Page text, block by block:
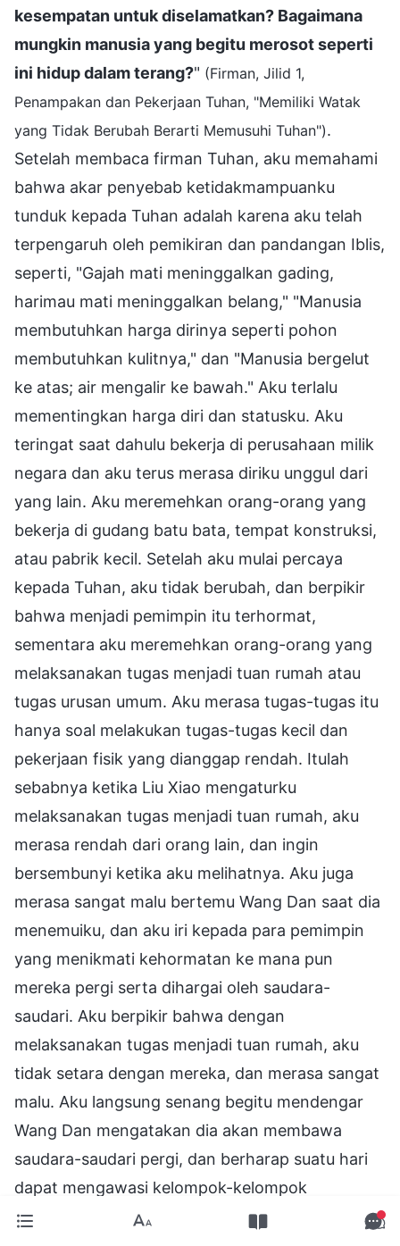
kesempatan untuk diselamatkan? Bagaimana
mungkin manusia yang begitu merosot seperti
ini hidup dalam terang?" (Firman, Jilid 1,
Penampakan dan Pekerjaan Tuhan, "Memiliki Watak
yang Tidak Berubah Berarti Memusuhi Tuhan").
Setelah membaca firman Tuhan, aku memahami
bahwa akar penyebab ketidakmampuanku
tunduk kepada Tuhan adalah karena aku telah
terpengaruh oleh pemikiran dan pandangan Iblis,
seperti, "Gajah mati meninggalkan gading,
harimau mati meninggalkan belang," "Manusia
membutuhkan harga dirinya seperti pohon
membutuhkan kulitnya," dan "Manusia bergelut
ke atas; air mengalir ke bawah." Aku terlalu
mementingkan harga diri dan statusku. Aku
teringat saat dahulu bekerja di perusahaan milik
negara dan aku terus merasa diriku unggul dari
yang lain. Aku meremehkan orang-orang yang
bekerja di gudang batu bata, tempat konstruksi,
atau pabrik kecil. Setelah aku mulai percaya
kepada Tuhan, aku tidak berubah, dan berpikir
bahwa menjadi pemimpin itu terhormat,
sementara aku meremehkan orang-orang yang
melaksanakan tugas menjadi tuan rumah atau
tugas urusan umum. Aku merasa tugas-tugas itu
hanya soal melakukan tugas-tugas kecil dan
pekerjaan fisik yang dianggap rendah. Itulah
sebabnya ketika Liu Xiao mengaturku
melaksanakan tugas menjadi tuan rumah, aku
merasa rendah dari orang lain, dan ingin
bersembunyi ketika aku melihatnya. Aku juga
merasa sangat malu bertemu Wang Dan saat dia
menemuiku, dan aku iri kepada para pemimpin
yang menikmati kehormatan ke mana pun
mereka pergi serta dihargai oleh saudara-
saudari. Aku berpikir bahwa dengan
melaksanakan tugas menjadi tuan rumah, aku
tidak setara dengan mereka, dan merasa sangat
malu. Aku langsung senang begitu mendengar
Wang Dan mengatakan dia akan membawa
saudara-saudari pergi, dan berharap suatu hari
dapat mengawasi kelompok-kelompok
pertemuan di gereja, serta memiliki kesempatan